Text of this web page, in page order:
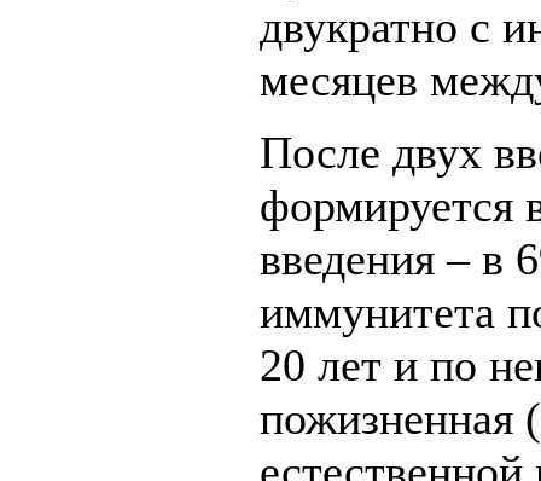
двукратно с
месяцев
После двух
формируется
введения – в
иммунитета
20 лет и по
пожизненная